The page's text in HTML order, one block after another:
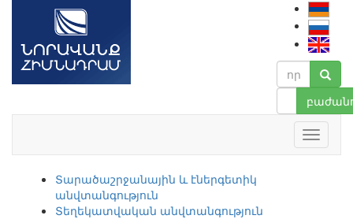
Տարածաշրջանային և էներգետիկ
անվտանգություն
Տեղեկատվական անվտանգություն